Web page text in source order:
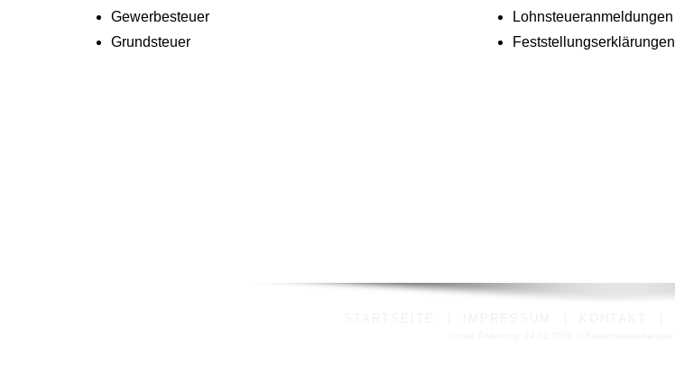
Gewerbesteuer
Grundsteuer
Lohnsteueranmeldungen
Feststellungserklärungen